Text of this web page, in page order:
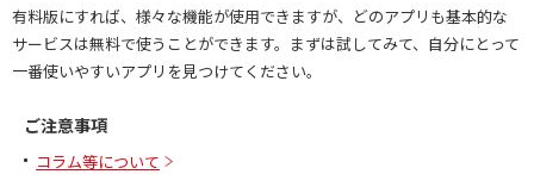
有料版にすれば、様々な機能が使用できますが、どのアプリも基本的な
サービスは無料で使うことができます。まずは試してみて、自分にとって
一番使いやすいアプリを見つけてください。
ご注意事項
コラム等について